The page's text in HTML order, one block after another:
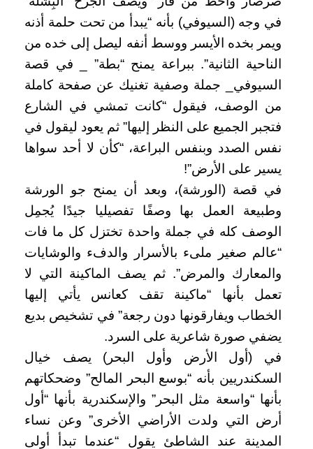
في وجه (السيوفي) بأنه “يبدأ من تحت حلمة أذنه
ويمر بخده الأيسر ووسط أنفه ليصل إلى خده من
الناحية الثانية”. ببراعة يمنح “بطة” _ في قصة
السيوفي_ جملة وصفية تغنيك عن صفحة كاملة
من الوصف، فيقول “كانت تمشي في الشارع
فتجبر الجميع على النظر إليها” ثم يعود ليقول في
نفس الصدد وبنفس البراعة، “كأن لا أحد سواها
يسير على الأرض”!
في قصة (الورشة)، وبعد أن يمنح جو الورشة
وطبيعة العمل بها وصفًا تفصيليا جيدًا يُجمِل
الوصف كله في جملة واحدة تختزل كل ما فات
“عالم صغير ملىء بالأسرار والدفء والوشايات
والمعارك والمرض”. ثم يصف الماكينة التي لا
تعمل بأنها “ماكينة تقف كعانس يأتي إليها
الخطاب ويفارقونها دون رجعة” في تشخيص بديع
يضفي صورة شاعرية على السرد.
في (أول الأرض وأول البحر) يصف خيال
السكندريين بأنه “بوسع البحر المالح” وضحكاتهم
بأنها “واسعة مثل البحر” والإسكندرية بأنها “أول
أرض التي ولدت الأراضي الأخرى” وعن نساء
المدينة عند الشاطئ يقول “عندما تبدأ أولى